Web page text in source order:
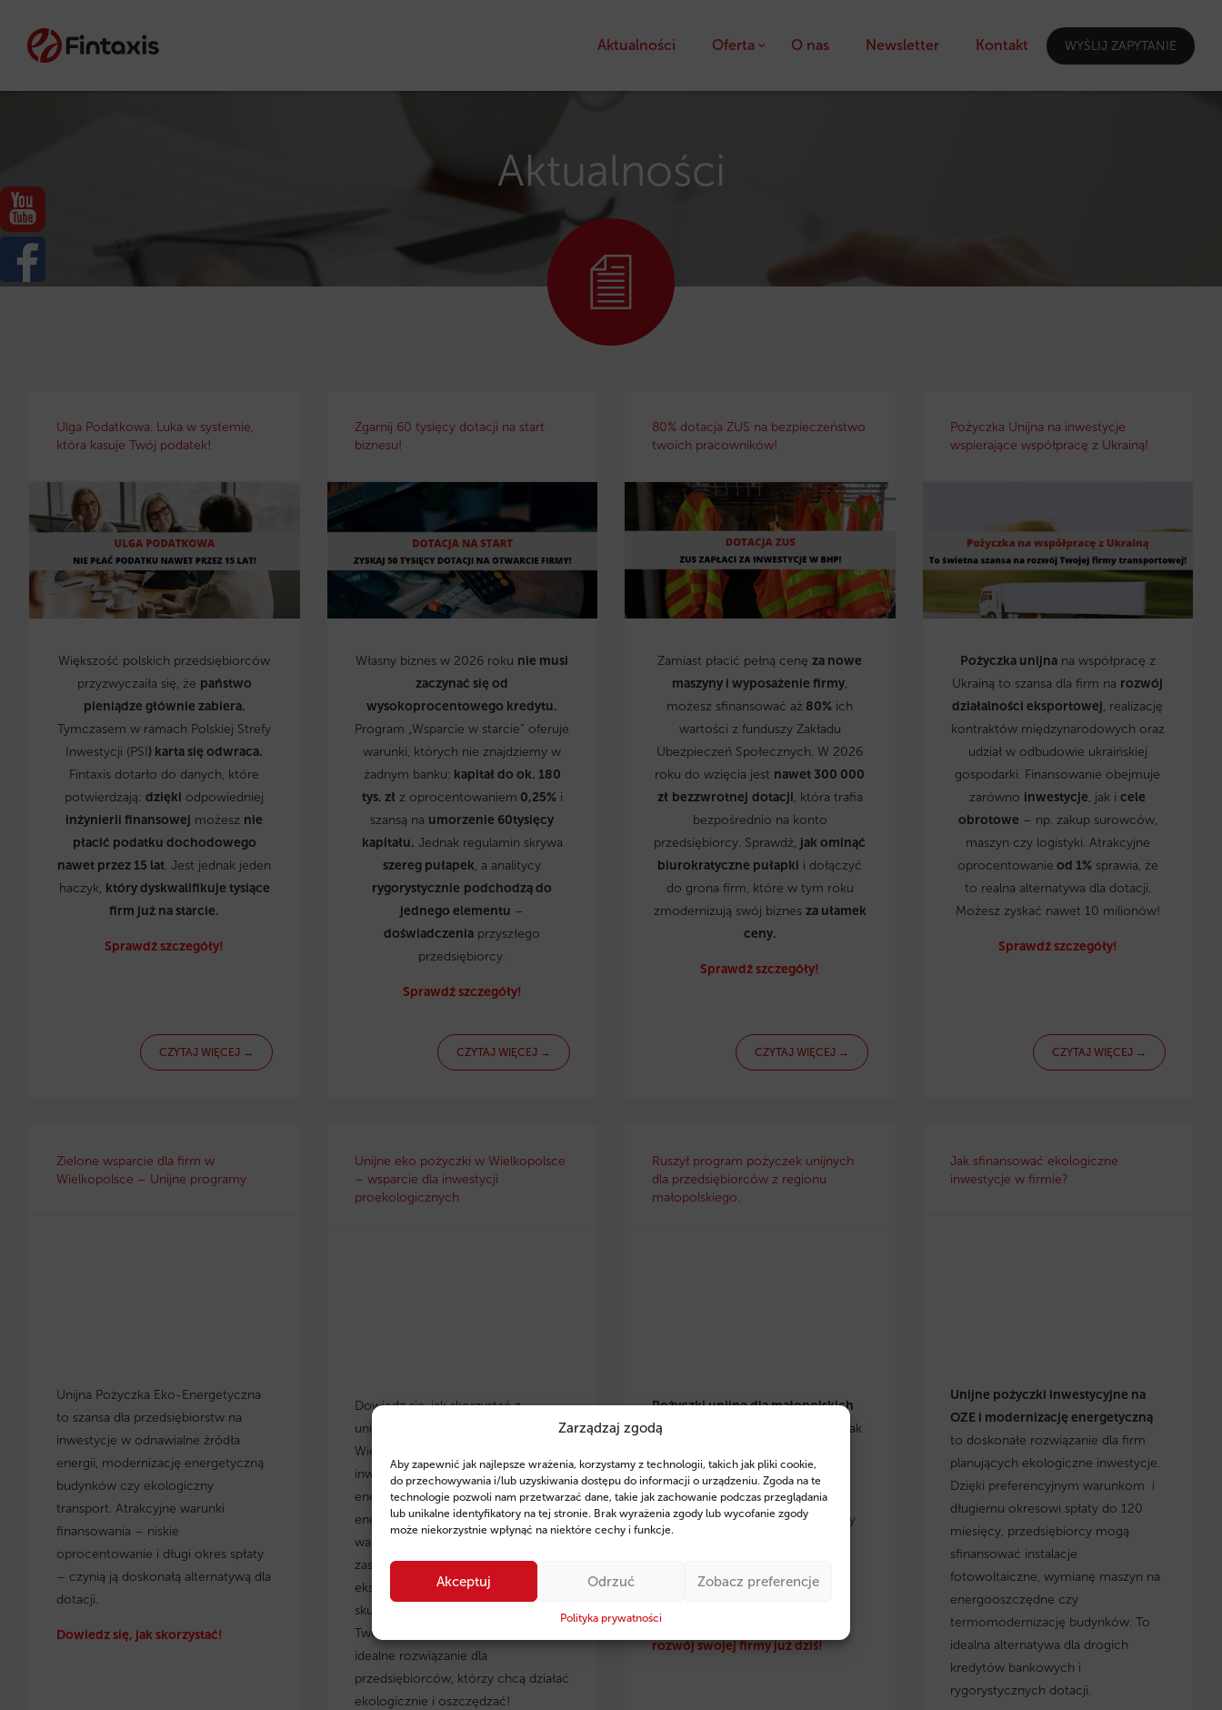
Zarządzaj zgodą
Aby zapewnić jak najlepsze wrażenia, korzystamy z technologii, takich jak pliki cookie,
do przechowywania i/lub uzyskiwania dostępu do informacji o urządzeniu. Zgoda na te
technologie pozwoli nam przetwarzać dane, takie jak zachowanie podczas przeglądania
lub unikalne identyfikatory na tej stronie. Brak wyrażenia zgody lub wycofanie zgody
może niekorzystnie wpłynąć na niektóre cechy i funkcje.
Akceptuj Odrzuć Zobacz preferencje
Polityka prywatności
Aktualności Oferta O nas Newsletter Kontakt WYŚLIJ ZAPYTANIE
Aktualności
Ulga Podatkowa. Luka w systemie,
która kasuje Twój podatek!
Większość polskich przedsiębiorców
przyzwyczaiła się, że państwo
pieniądze głównie zabiera.
Tymczasem w ramach Polskiej Strefy
Inwestycji (PSI) karta się odwraca.
Fintaxis dotarło do danych, które
potwierdzają:dzięki odpowiedniej
inżynierii finansowej możesz nie
płacić podatku dochodowego
nawet przez 15 lat. Jest jednak jeden
haczyk, który dyskwalifikuje tysiące
firm już na starcie.
Sprawdź szczegóły!
CZYTAJ WIĘCEJ →
Zgarnij 60 tysięcy dotacji na start
biznesu!
Własny biznes w 2026 roku nie musi
zaczynać się od
wysokoprocentowego kredytu.
Program „Wsparcie w starcie” oferuje
warunki, których nie znajdziemy w
żadnym banku: kapitał do ok. 180
tys. zł z oprocentowaniem 0,25%i
szansą na umorzenie 60tysięcy
kapitału. Jednak regulamin skrywa
szereg pułapek, a analitycy
rygorystycznie podchodzą do
jednego elementu –
doświadczenia przyszłego
przedsiębiorcy.
Sprawdź szczegóły!
CZYTAJ WIĘCEJ →
80% dotacja ZUS na bezpieczeństwo
twoich pracowników!
Zamiast płacić pełną cenęza nowe
maszyny i wyposażenie firmy,
możesz sfinansować aż 80% ich
wartości z funduszy Zakładu
Ubezpieczeń Społecznych. W 2026
roku do wzięcia jest nawet 300 000
zł bezzwrotnej dotacji, która trafia
bezpośrednio na konto
przedsiębiorcy. Sprawdź, jak ominąć
biurokratyczne pułapki i dołączyć
do grona firm, które w tym roku
zmodernizują swój biznes za ułamek
ceny.
Sprawdź szczegóły!
CZYTAJ WIĘCEJ →
Pożyczka Unijna na inwestycje
wspierające współpracę z Ukrainą!
Pożyczka unijnana współpracę z
Ukrainą to szansa dla firm na rozwój
działalności eksportowej, realizację
kontraktów międzynarodowych oraz
udział w odbudowie ukraińskiej
gospodarki. Finansowanie obejmuje
zarówno inwestycje, jak icele
obrotowe – np. zakup surowców,
maszyn czy logistyki. Atrakcyjne
oprocentowanie od 1%sprawia, że
to realna alternatywa dla dotacji.
Możesz zyskać nawet 10 milionów!
Sprawdź szczegóły!
CZYTAJ WIĘCEJ →
Zielone wsparcie dla firm w
Wielkopolsce – Unijne programy
Unijna Pożyczka Eko-Energetyczna
to szansa dla przedsiębiorstw na
inwestycje w odnawialne źródła
energii, modernizację energetyczną
budynków czy ekologiczny
transport. Atrakcyjne warunki
finansowania – niskie
oprocentowanie i długi okres spłaty
– czynią ją doskonałą alternatywą dla
dotacji.
Dowiedz się, jak skorzystać!
Unijne eko pożyczki w Wielkopolsce
– wsparcie dla inwestycji
proekologicznych
Dowiedz się, jak skorzystać z
unijnych eko pożyczek w
Wielkopolsce
inwestycje w OZE, modernizację
energetyczną czy zakup
energooszczędnego sprzętu. Poznaj
warunki finansowania, przykłady
zastosowań oraz sprawdź, jak
eksperci Fintaxis mogą pomóc Ci
skutecznie zdobyć środki na rozwój
Twojej firmy. Eko pożyczka to
idealne rozwiązanie dla
przedsiębiorców, którzy chcą działać
ekologicznie i oszczędzać!
Ruszył program pożyczek unijnych
dla przedsiębiorców z regionu
małopolskiego.
Pożyczki unijne dla małopolskich
przedsiębiorców
– dowiedz się, jak
pożyczek na rozwój, inwestycje i
odnawialne źródła energii. Zyskaj
wsparcie ekspertów Fintaxis, którzy
finansowania.
Sprawdź szczegóły i postaw na
rozwój swojej firmy już dziś!
Jak sfinansować ekologiczne
inwestycje w firmie?
Unijne pożyczki inwestycyjne na
OZE i modernizację energetyczną
to doskonałe rozwiązanie dla firm
planujących ekologiczne inwestycje.
Dzięki preferencyjnym warunkom i
długiemu okresowi spłaty do 120
miesięcy, przedsiębiorcy mogą
sfinansować instalacje
fotowoltaiczne, wymianę maszyn na
energooszczędne czy
termomodernizację budynków. To
idealna alternatywa dla drogich
kredytów bankowych i
rygorystycznych dotacji.